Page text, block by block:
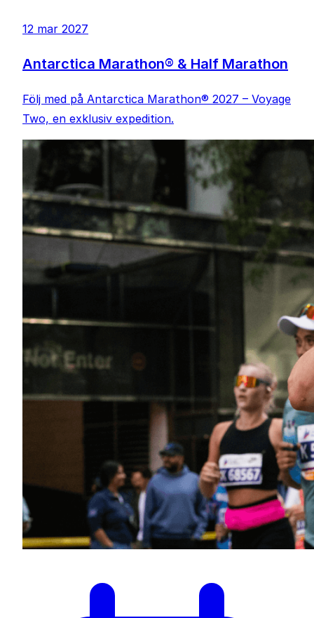
12 mar 2027
Antarctica Marathon® & Half Marathon
Följ med på Antarctica Marathon® 2027 – Voyage
Two, en exklusiv expedition.